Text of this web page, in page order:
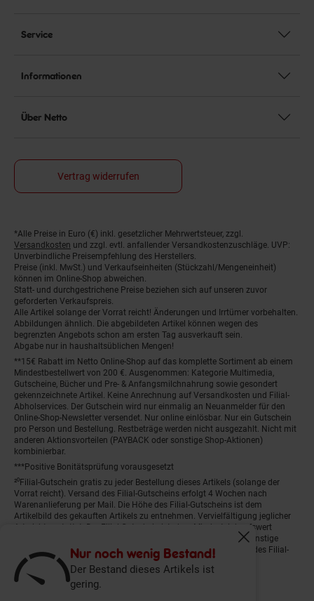
Nur noch wenig Bestand!
Der Bestand dieses Artikels ist
gering.
Fenster
Service
Informationen
Über Netto
Vertrag widerrufen
Fußnoten
*Alle Preise in Euro (€) inkl. gesetzlicher Mehrwertsteuer, zzgl.
Versandkosten und zzgl. evtl. anfallender Versandkostenzuschläge. UVP:
Unverbindliche Preisempfehlung des Herstellers.
Preise (inkl. MwSt.) und Verkaufseinheiten (Stückzahl/Mengeneinheit)
können im Online-Shop abweichen.
Statt- und durchgestrichene Preise beziehen sich auf unseren zuvor
geforderten Verkaufspreis.
Alle Artikel solange der Vorrat reicht! Änderungen und Irrtümer vorbehalten.
Abbildungen ähnlich. Die abgebildeten Artikel können wegen des
begrenzten Angebots schon am ersten Tag ausverkauft sein.
Abgabe nur in haushaltsüblichen Mengen!
**15€ Rabatt im Netto Online-Shop auf das komplette Sortiment ab einem
Mindestbestellwert von 200 €. Ausgenommen: Kategorie Multimedia,
Gutscheine, Bücher und Pre- & Anfangsmilchnahrung sowie gesondert
gekennzeichnete Artikel. Keine Anrechnung auf Versandkosten und Filial-
Abholservices. Der Gutschein wird nur einmalig an Neuanmelder für den
Online-Shop-Newsletter versendet. Nur online einlösbar. Nur ein Gutschein
pro Person und Bestellung. Restbeträge werden nicht ausgezahlt. Nicht mit
anderen Aktionsvorteilen (PAYBACK oder sonstige Shop-Aktionen)
kombinierbar.
***Positive Bonitätsprüfung vorausgesetzt
²⁰Filial-Gutschein gratis zu jeder Bestellung dieses Artikels (solange der
Vorrat reicht). Versand des Filial-Gutscheins erfolgt 4 Wochen nach
Warenanlieferung per Mail. Die Höhe des Filial-Gutscheins ist dem
Artikelbild des gekauften Artikels zu entnehmen. Vervielfältigung jeglicher
Art nicht gestattet. Der Filial-Gutschein ist ohne Mindesteinkaufswert
einlösbar. Nicht mit anderen Aktionsvorteilen (PAYBACK oder sonstige
Shop-Aktionen) kombinierbar. Der jeweilige Gültigkeitszeitraum des Filial-
Gutscheins ist darauf vermerkt.